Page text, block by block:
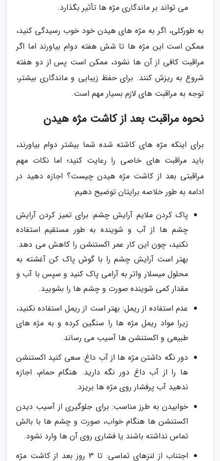
می تواند بر ماندگاری مژه ها تأثیر بگذارد.
به طورکلی، اگر به مژه های هیدن خود خوب رسیدگی کنید،
ممکن است این مژه ها تا شش هفته دوام بیاورند اما اگر
مراقبت کافی از آن ها نشود، ممکن است پس از دو هفته
شروع به ریزش کنند. برای حفظ زیبایی و ماندگاری بیشتر،
توجه به مراقبت های لازم بسیار مهم است.
نحوه مراقبت بعد از کاشت مژه هیدن
برای اینکه مژه های کاشته شده شما بیشتر دوام بیاورند،
باید مراقبت های خاصی را رعایت کنید؛ اما نکات مهم
مراقبتی بعد از کاشت مژه هیدن چیست؟ اجازه دهید در
ادامه به طور خلاصه برایتان توضیح دهیم:
پاک کردن ملایم آرایش چشم: برای تمیز کردن آرایش
چشم ها از آب و شوینده به طور مستقیم استفاده
نکنید، چون این کار عمر اکستنشن را کاهش می دهد.
بهتر است آرایش چشم را با گوش پاک کن آغشته به
محلول میسلار واتر به آرامی پاک کنید و سپس با آب و
مقدار کمی شوینده صورت و چشم ها را بشویید.
عدم استفاده از ریمل: بهتر است از ریمل استفاده نکنید،
زیرا مواد ریمل مژه ها را سنگین کرده و به مژه های
طبیعی و اکستنشن ها آسیب می رساند.
دور نگه داشتن مژه ها از آب داغ: سعی کنید اکستنشن
ها را از آب داغ دور نگه دارید. هنگام حمام، اجازه
ندهید آب پرفشار روی مژه ها بریزد.
خوابیدن به طرز مناسب: برای جلوگیری از آسیب دیدن
اکستنشن ها هنگام خواب، صورت و چشم ها با بالش
تماس نداشته باشند یا فشاری روی آن ها وارد نشود.
اجتناب از لنزهای تماسی: تا 3 روز بعد از کاشت مژه